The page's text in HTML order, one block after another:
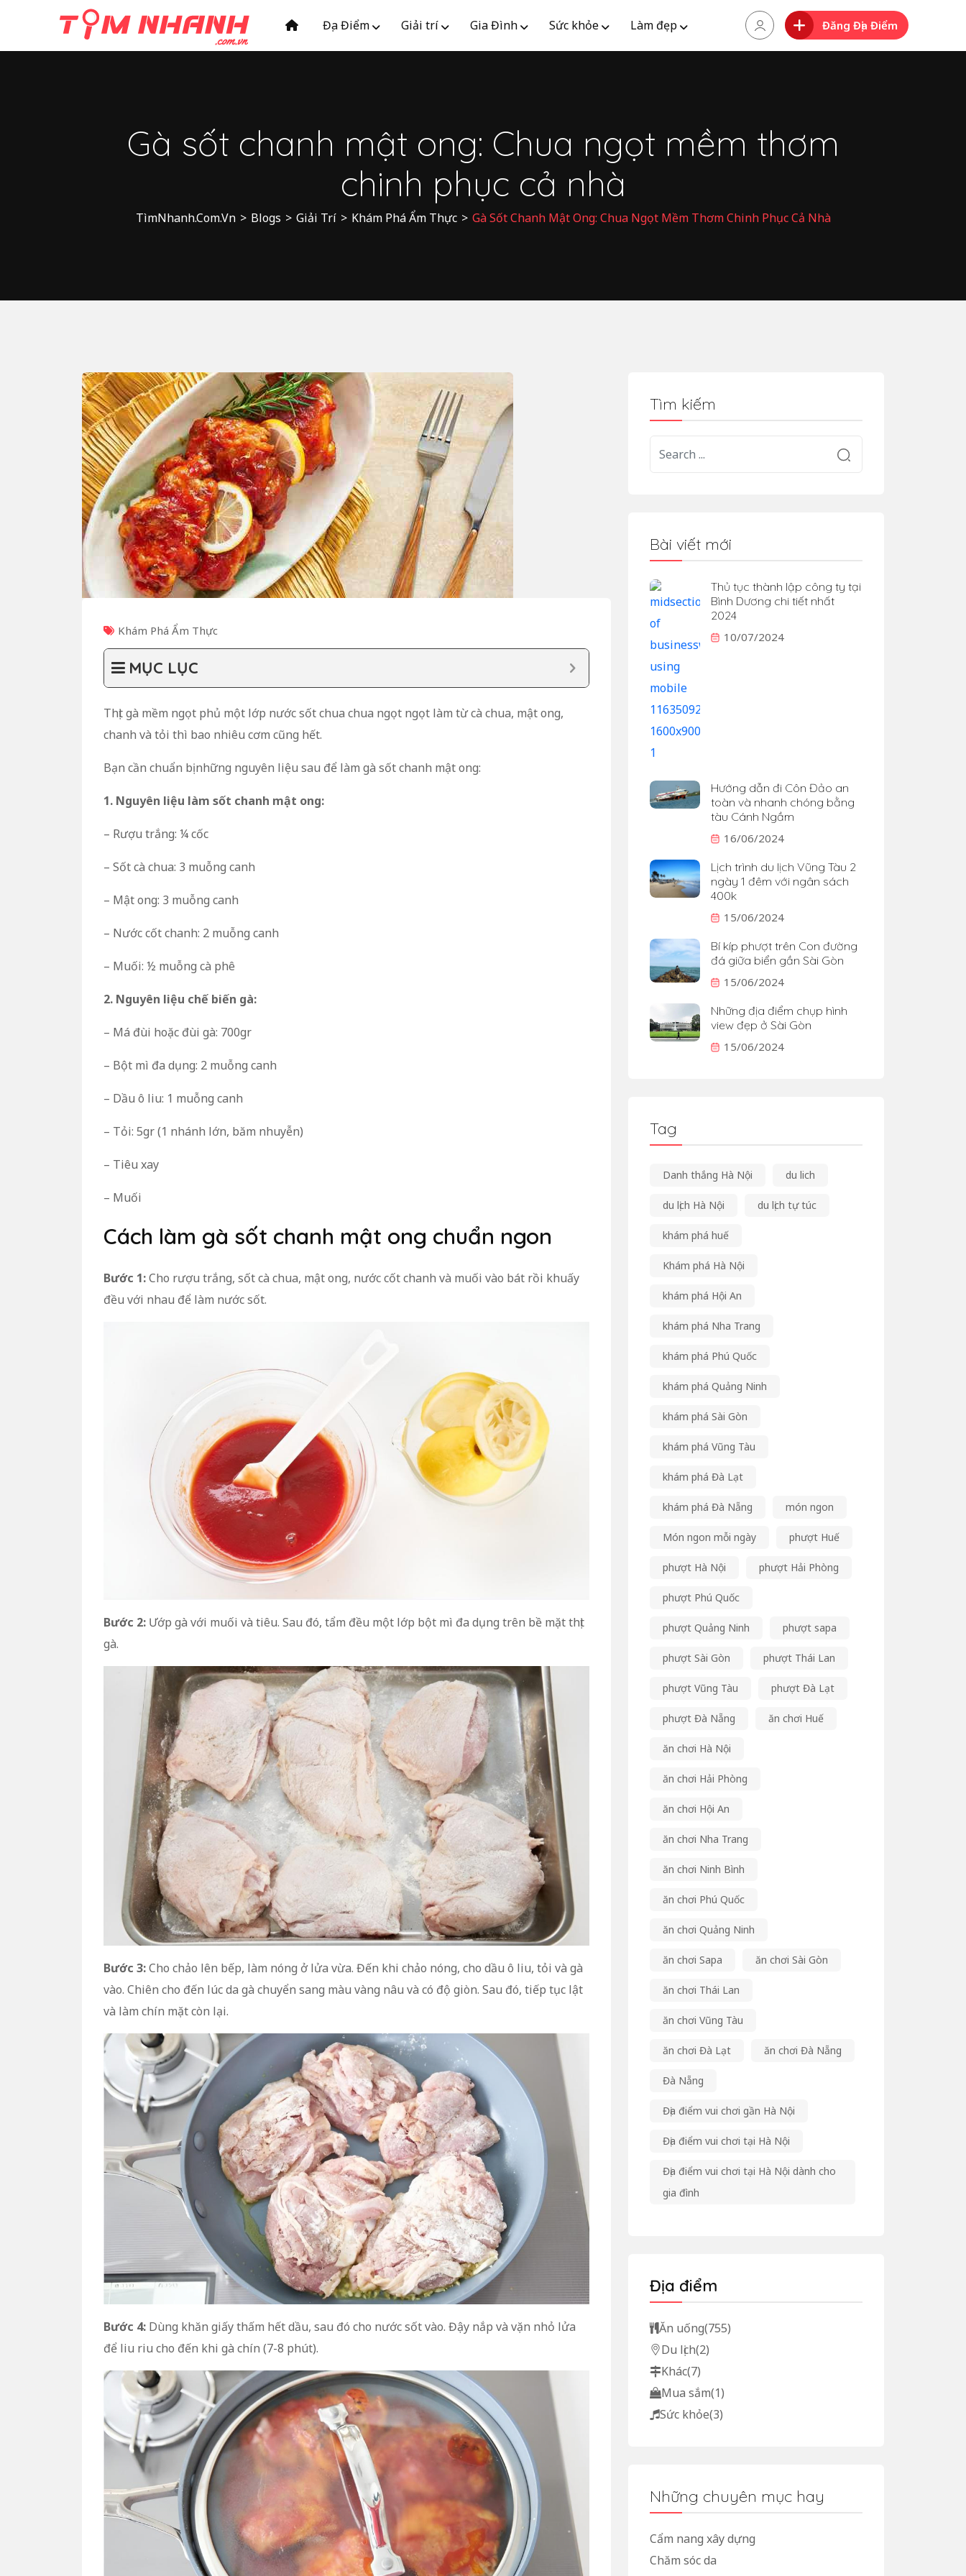
Địa Điểm Giải trí Gia Đình Sức khỏe Làm đẹp Đăng Địa Điểm
Gà sốt chanh mật ong: Chua ngọt mềm thơm
chinh phục cả nhà
TìmNhanh.Com.Vn > Blogs > Giải Trí > Khám Phá Ẩm Thực > Gà Sốt Chanh Mật Ong: Chua Ngọt Mềm Thơm Chinh Phục Cả Nhà
Khám Phá Ẩm Thực
MỤC LỤC
Thịt gà mềm ngọt phủ một lớp nước sốt chua chua ngọt ngọt làm từ cà chua, mật ong,
chanh và tỏi thì bao nhiêu cơm cũng hết.
Bạn cần chuẩn bị những nguyên liệu sau để làm gà sốt chanh mật ong:
1. Nguyên liệu làm sốt chanh mật ong:
– Rượu trắng: ¼ cốc
– Sốt cà chua: 3 muỗng canh
– Mật ong: 3 muỗng canh
– Nước cốt chanh: 2 muỗng canh
– Muối: ½ muỗng cà phê
2. Nguyên liệu chế biến gà:
– Má đùi hoặc đùi gà: 700gr
– Bột mì đa dụng: 2 muỗng canh
– Dầu ô liu: 1 muỗng canh
– Tỏi: 5gr (1 nhánh lớn, băm nhuyễn)
– Tiêu xay
– Muối
Cách làm gà sốt chanh mật ong chuẩn ngon
Bước 1:Cho rượu trắng, sốt cà chua, mật ong, nước cốt chanh và muối vào bát rồi khuấy
đều với nhau để làm nước sốt.
Bước 2: Ướp gà với muối và tiêu. Sau đó, tẩm đều một lớp bột mì đa dụng trên bề mặt thịt
gà.
Bước 3:Cho chảo lên bếp, làm nóng ở lửa vừa. Đến khi chảo nóng, cho dầu ô liu, tỏi và gà
vào. Chiên cho đến lúc da gà chuyển sang màu vàng nâu và có độ giòn. Sau đó, tiếp tục lật
và làm chín mặt còn lại.
Bước 4: Dùng khăn giấy thấm hết dầu, sau đó cho nước sốt vào. Đậy nắp và vặn nhỏ lửa
để liu riu cho đến khi gà chín (7-8 phút).
Tìm kiếm
Bài viết mới
Thủ tục thành lập công ty tại
Bình Dương chi tiết nhất
2024
10/07/2024
Hướng dẫn đi Côn Đảo an
toàn và nhanh chóng bằng
tàu Cánh Ngầm
16/06/2024
Lịch trình du lịch Vũng Tàu 2
ngày 1 đêm với ngân sách
400k
15/06/2024
Bí kíp phượt trên Con đường
đá giữa biển gần Sài Gòn
15/06/2024
Những địa điểm chụp hình
view đẹp ở Sài Gòn
15/06/2024
Tag
Danh thắng Hà Nội du lich
du lịch Hà Nội du lịch tự túc
khám phá huế
Khám phá Hà Nội
khám phá Hội An
khám phá Nha Trang
khám phá Phú Quốc
khám phá Quảng Ninh
khám phá Sài Gòn
khám phá Vũng Tàu
khám phá Đà Lạt
khám phá Đà Nẵng món ngon
Món ngon mỗi ngày phượt Huế
phượt Hà Nội phượt Hải Phòng
phượt Phú Quốc
phượt Quảng Ninh phượt sapa
phượt Sài Gòn phượt Thái Lan
phượt Vũng Tàu phượt Đà Lạt
phượt Đà Nẵng ăn chơi Huế
ăn chơi Hà Nội
ăn chơi Hải Phòng
ăn chơi Hội An
ăn chơi Nha Trang
ăn chơi Ninh Bình
ăn chơi Phú Quốc
ăn chơi Quảng Ninh
ăn chơi Sapa ăn chơi Sài Gòn
ăn chơi Thái Lan
ăn chơi Vũng Tàu
ăn chơi Đà Lạt ăn chơi Đà Nẵng
Đà Nẵng
Địa điểm vui chơi gần Hà Nội
Địa điểm vui chơi tại Hà Nội
Địa điểm vui chơi tại Hà Nội dành cho
gia đình
Địa điểm
Ăn uống(755)
Du lịch(2)
Khác(7)
Mua sắm(1)
Sức khỏe(3)
Những chuyên mục hay
Cẩm nang xây dựng
Chăm sóc da